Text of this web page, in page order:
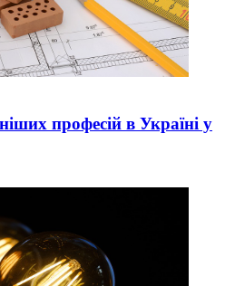
професій в Україні у